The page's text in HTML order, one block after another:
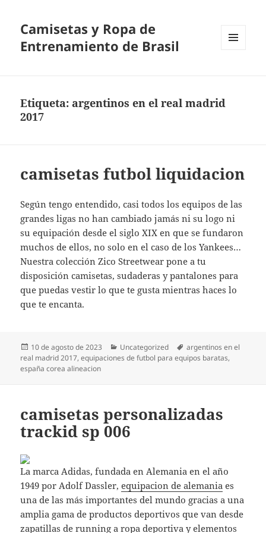
Camisetas y Ropa de
Entrenamiento de Brasil
Etiqueta: argentinos en el real madrid
2017
camisetas futbol liquidacion
Según tengo entendido, casi todos los equipos de las
grandes ligas no han cambiado jamás ni su logo ni
su equipación desde el siglo XIX en que se fundaron
muchos de ellos, no solo en el caso de los Yankees…
Nuestra colección Zico Streetwear pone a tu
disposición camisetas, sudaderas y pantalones para
que puedas vestir lo que te gusta mientras haces lo
que te encanta.
Publicado
el
10 de agosto de 2023 Categorías
Uncategorized Etiquetas
argentinos en el
real madrid 2017,equipaciones de futbol para equipos baratas,
españa corea alineacion
camisetas personalizadas
trackid sp 006
La marca Adidas, fundada en Alemania en el año
1949 por Adolf Dassler,equipacion de alemania es
una de las más importantes del mundo gracias a una
amplia gama de productos deportivos que van desde
zapatillas de running a ropa deportiva y elementos